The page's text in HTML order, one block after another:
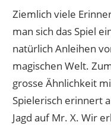
Ziemlich viele
man sich das Spiel
natürlich Anleihen
magischen Welt.
grosse Ähnlichkeit
Spielerisch erinnert
Jagd auf Mr. X. Wir